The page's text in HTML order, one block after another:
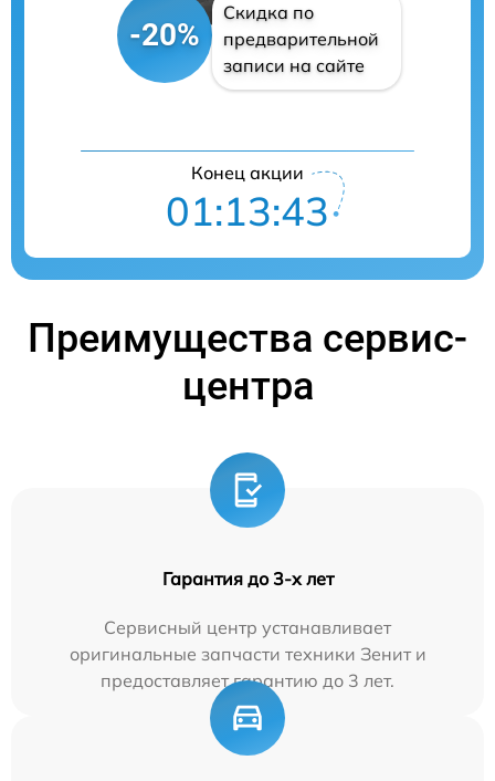
-20%
Скидка по
предварительной
записи на сайте
Конец акции
01:13:43
Преимущества сервис-
центра
Гарантия до 3-х лет
Сервисный центр устанавливает
оригинальные запчасти техники Зенит и
предоставляет гарантию до 3 лет.